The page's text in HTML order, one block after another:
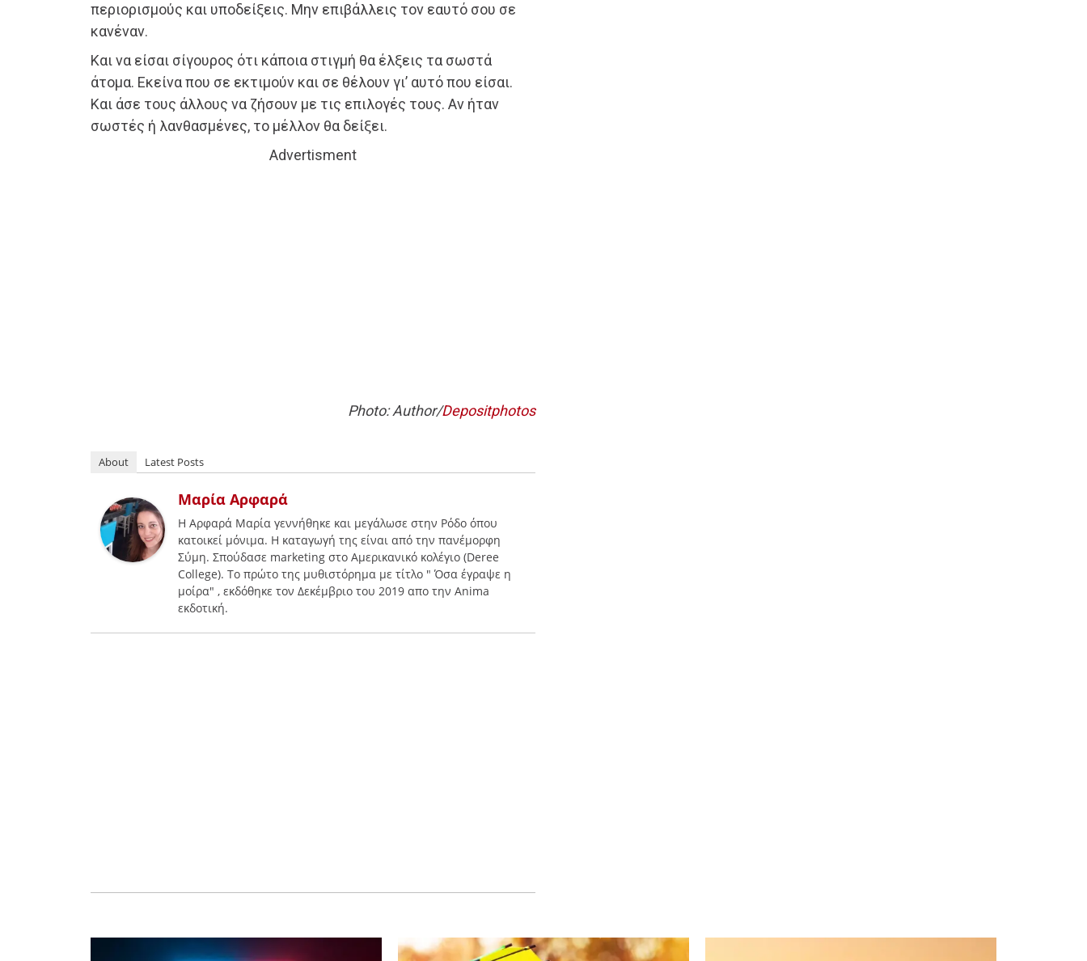
περιορισμούς και υποδείξεις. Μην επιβάλλεις τον εαυτό σου σε
κανέναν.
Και να είσαι σίγουρος ότι κάποια στιγμή θα έλξεις τα σωστά
άτομα. Εκείνα που σε εκτιμούν και σε θέλουν γι’ αυτό που είσαι.
Και άσε τους άλλους να ζήσουν με τις επιλογές τους. Αν ήταν
σωστές ή λανθασμένες, το μέλλον θα δείξει.
Advertisment
Photo: Author/Depositphotos
About Latest Posts
Μαρία Αρφαρά
H Aρφαρά Μαρία γεννήθηκε και μεγάλωσε στην Ρόδο όπου
κατοικεί μόνιμα. Η καταγωγή της είναι από την πανέμορφη
Σύμη. Σπούδασε marketing στο Αμερικανικό κολέγιο (Deree
College). To πρώτο της μυθιστόρημα με τίτλο " Όσα έγραψε η
μοίρα" , εκδόθηκε τον Δεκέμβριο του 2019 απο την Αnima
εκδοτική.